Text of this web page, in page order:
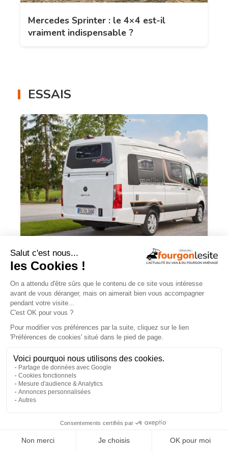
Mercedes Sprinter : le 4×4 est-il
vraiment indispensable ?
ESSAIS
Malibu Genius : un fourgon Mercedes
qui ne ressemble à aucun autre
JOA by Pilote soigne les apparences et